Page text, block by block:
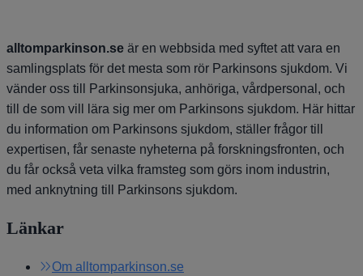
alltomparkinson.se är en webbsida med syftet att vara en
samlingsplats för det mesta som rör Parkinsons sjukdom. Vi
vänder oss till Parkinsonsjuka, anhöriga, vårdpersonal, och
till de som vill lära sig mer om Parkinsons sjukdom. Här hittar
du information om Parkinsons sjukdom, ställer frågor till
expertisen, får senaste nyheterna på forskningsfronten, och
du får också veta vilka framsteg som görs inom industrin,
med anknytning till Parkinsons sjukdom.
Länkar
Om alltomparkinson.se